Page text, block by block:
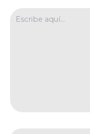
aquí...